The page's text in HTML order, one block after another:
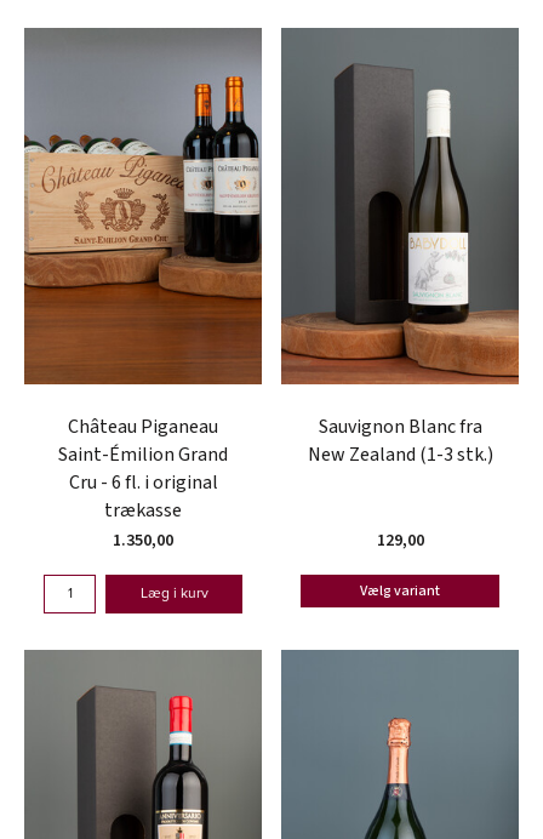
Château Piganeau
Saint-Émilion Grand
Cru - 6 fl. i original
trækasse
1.350,00
Læg i kurv
Sauvignon Blanc fra
New Zealand (1-3 stk.)
129,00
Vælg variant